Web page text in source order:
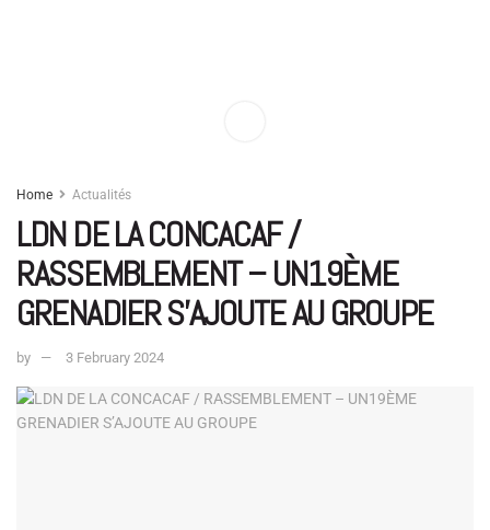
Home Actualités
LDN DE LA CONCACAF /
RASSEMBLEMENT – UN19ÈME
GRENADIER S’AJOUTE AU GROUPE
by 3 February 2024